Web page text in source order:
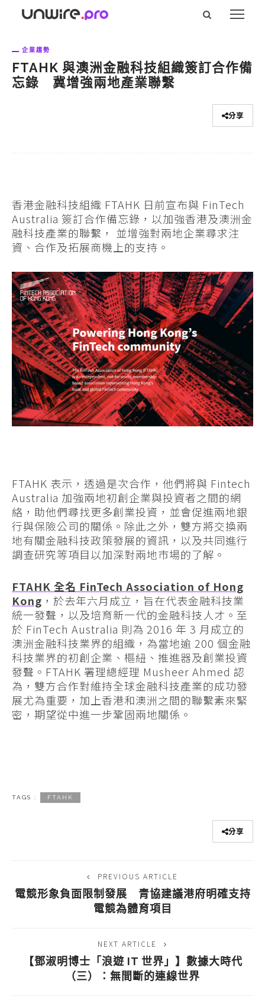
企業趨勢
FTAHK 與澳洲金融科技組織簽訂合作備
忘錄 冀增強兩地產業聯繫
分享
香港金融科技組織 FTAHK 日前宣布與 FinTech
Australia 簽訂合作備忘錄，以加強香港及澳洲金
融科技產業的聯繫， 並增強對兩地企業尋求注
資、合作及拓展商機上的支持。
FTAHK 表示，透過是次合作，他們將與 Fintech
Australia 加強兩地初創企業與投資者之間的網
絡，助他們尋找更多創業投資，並會促進兩地銀
行與保險公司的關係。除此之外，雙方將交換兩
地有關金融科技政策發展的資訊，以及共同進行
調查研究等項目以加深對兩地市場的了解。
FTAHK 全名 FinTech Association of Hong
Kong ，於去年六月成立，旨在代表金融科技業
統一發聲，以及培育新一代的金融科技人才。至
於 FinTech Australia 則為 2016 年 3 月成立的
澳洲金融科技業界的組織，為當地逾 200 個金融
科技業界的初創企業、樞紐、推進器及創業投資
發聲。FTAHK 署理總經理 Musheer Ahmed 認
為，雙方合作對維持全球金融科技產業的成功發
展尤為重要，加上香港和澳洲之間的聯繫素來緊
密，期望從中進一步鞏固兩地關係。
TAGS : FTAHK
分享
PREVIOUS ARTICLE
電競形象負面限制發展 青協建議港府明確支持
電競為體育項目
NEXT ARTICLE
【鄧淑明博士「浪遊 IT 世界」】數據大時代
（三）：無間斷的連線世界